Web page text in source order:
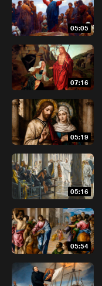
05:05
07:16
05:19
05:16
05:54